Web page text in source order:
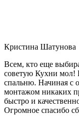
Кристина Шатунова
Всем, кто еще
советую Кухни мол!
спальню. Начиная с
монтажом никаких
быстро и
Огромное спасибо